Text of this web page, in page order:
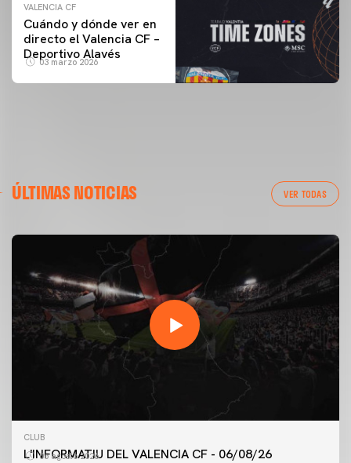
VALENCIA CF
Cuándo y dónde ver en
directo el Valencia CF –
Deportivo Alavés
03 marzo 2026
ÚLTIMAS NOTICIAS VER TODAS
CLUB
L'INFORMATIU DEL VALENCIA CF - 06/08/26
06 agosto 2026
PRIMER EQUIPO
ENTRENAMIENTO DEL VALENCIA CF 6/8/2026